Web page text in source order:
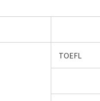
TOEFL